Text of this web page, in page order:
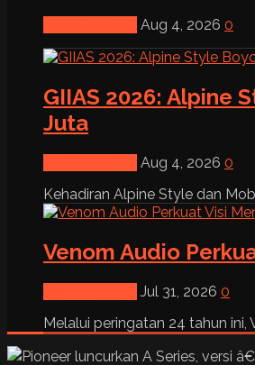
Aug 4, 2026 0
GIIAS 2026: Alpine
Juta
Aug 4, 2026 0
Kehadiran Alpine Style dan
Venom Audio
Jul 31, 2026 0
Melalui peringatan 24 tahun